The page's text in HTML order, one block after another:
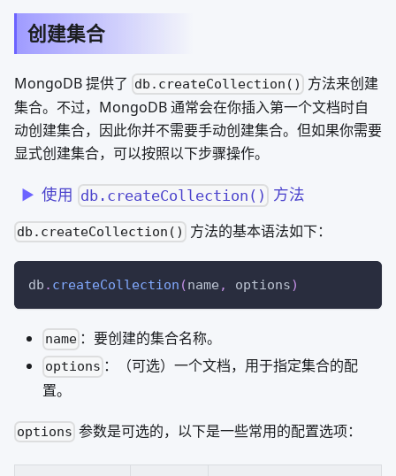
创建集合
MongoDB 提供了 db.createCollection()
方法来创建
集合。不过，MongoDB 通常会在你插入第一个文档时自
动创建集合，因此你并不需要手动创建集合。但如果你需要
显式创建集合，可以按照以下步骤操作。
使用 db.createCollection() 方法
db.createCollection() 方法的基本语法如下：
db . createCollection (name , options)
name ：要创建的集合名称。
options ：（可选）一个文档，用于指定集合的配
置。
options 参数是可选的，以下是一些常用的配置选项：